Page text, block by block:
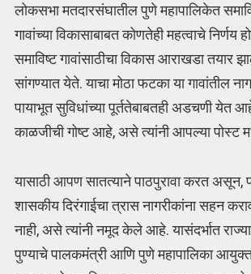
लोकसभा मतदारसंघातील पुणे महापालिकेत
गावांच्या विकासाबाबत कोणतेही महत्वाचे निर्णय
समाविष्ट गावांसाठीचा विकास आराखडा तयार
सांगण्यात येते. याचा मोठा फटका या गावांतील
पायाभूत सुविधांच्या पूर्ततेबाबतही अडचणी येत
काळजीची गोष्ट आहे, असे त्यांनी आपल्या पोस्ट
यासाठी आपण सातत्याने पाठपुरावा करत
शासकीय दिरंगाईचा त्रास नागरीकांना सहन
नाही, असे त्यांनी नमूद केले आहे. यासंदर्भात
पुण्याचे पालकमंत्री आणि पुणे महापालिका आयुक्त